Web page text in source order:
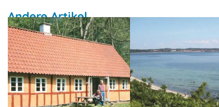
Andere Artikel